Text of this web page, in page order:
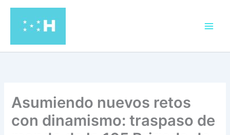
contenido
Asumiendo nuevos retos
con dinamismo: traspaso de